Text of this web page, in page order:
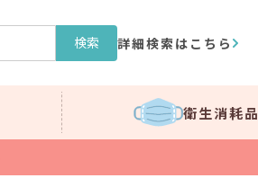
検索 詳細検索はこちら
衛生消耗品